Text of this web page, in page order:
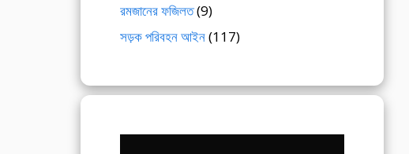
রমজানের ফজিলত(9)
সড়ক পরিবহন আইন(117)